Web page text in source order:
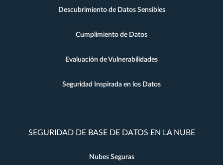
Descubrimiento de Datos Sensibles
Cumplimiento de Datos
Evaluación de Vulnerabilidades
Seguridad Inspirada en los Datos
SEGURIDAD DE BASE DE DATOS EN LA NUBE
Nubes Seguras